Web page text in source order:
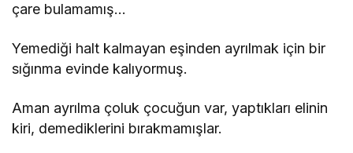
çare bulamamış…
Yemediği halt kalmayan eşinden ayrılmak için bir
sığınma evinde kalıyormuş.
Aman ayrılma çoluk çocuğun var, yaptıkları elinin
kiri, demediklerini bırakmamışlar.